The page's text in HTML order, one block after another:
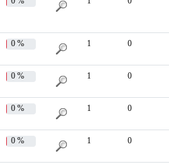
0 % 1 0
0 % 1 0
0 % 1 0
0 % 1 0